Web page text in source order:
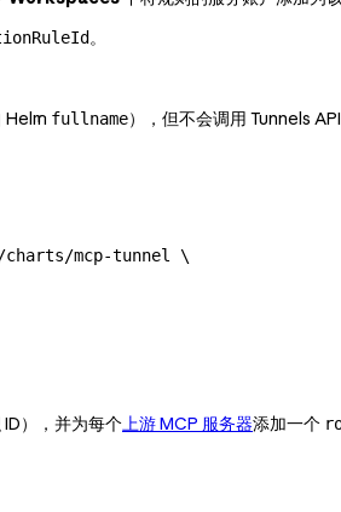
。
Helm fullname），但不会调用 Tunnels
mcp-tunnel
\
），并为每个上游 MCP 服务器添加一个